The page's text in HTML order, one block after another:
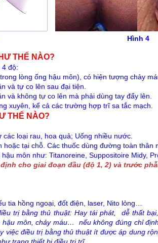
3 Hình 4
THẾ NÀO?
độ:
lòng ống hậu môn), có hiện tượng chảy
và tự co lên sau đại tiện.
và không tự co lên mà phải dùng tay đẩy lên.
xuyên, kể cả các trường hợp trĩ sa tắc mạch.
THẾ NÀO?
loại rau, hoa quả; Uống nhiều nước.
tại chỗ. Các thuốc dùng đường toàn thân
môn như: Titanoreine, Suppositoire Midy,
cho giai đoạn đầu (độ 1, 2) và trước
tia hồng ngoại, đốt điện, laser, Nito lỏng…
bằng thủ thuật: Hay tái phát, dễ thất
hậu môn, chảy máu… nếukhông đúng chỉ
việc điều trị bằng thủ thuật ít được áp dung